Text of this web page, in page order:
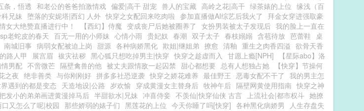
条，悟透 和老公的爸爸拍激情戏 偏爱|高干 甜宠 兽人的宝藏 高岭之花|高干 绿茶婊的上位 缘浅（百
兄妹 堕落的安妮塔|西幻 人外 快穿之女配回来吃肉啦 参加直播做AI综艺后我火了
拜金女穿进强取豪
女大绝赞直播进行中！ 【西幻】侍魔 变成丧尸后她被圈养了 女扮男装被太子发现后 我的脸上一直在
老蛇皮的春天 百无一用的小师妹 心情小雨 贵妃奴 春潮 双子太子 春枝嫋嫋 含苞待放 芭蕾鞋 桌
南城旧事 病弱女配被迫上岗 甜源 各种病娇黑化 欺姐|继姐弟 撩愈 清釉 重生之肉香四溢 欲骨天香
路人甲 展宫眉 袚灾祛秽 黑心狐只想吃掉男主|快穿 快穿之趁虚而入 甘愿上瘾[NPH]
【星际abo】洛
男配 不啻微芒 隔壁禽兽的他 被丈夫跟情敌一起囚禁 甜心都想要 总有人想独占她
【快穿】节操何
之夜 绝非善类 与你刚刚好 拼多多社恐逆袭 快穿之娇花难养 最佳野王 恶毒女配不干了 我的男主怎
遇到的都是变态 天造地设|公路 岁欢愉 穿成黄漫女主替身后 牧神午后 隔壁网黄使用指南 快穿之神
发小的弟弟画进黄漫掉马后 半甜欲水|兄妹 冲喜侍妾 不羡仙|快穿仙侠 古言 上流社会|都市权斗 她撩
口又怎么了呢|校园 那些娇弱的婊子们 黑莲花的上位 今天你睡了吗[快穿] 各种黑化病娇男
人生存盘失